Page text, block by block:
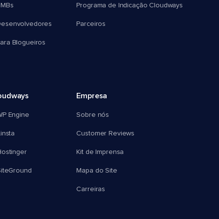
Blogueiros
Programa de Indicação Cloudways
Parceiros
Engine
Empresa
Sobre nós
Customer Reviews
Kit de Imprensa
Mapa do Site
Carreiras